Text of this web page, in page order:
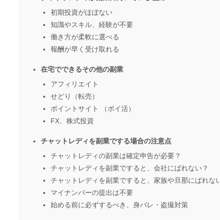
初期投資がほぼない
知識やスキル、経験が不要
働き方が柔軟に選べる
報酬が早く受け取れる
在宅でできるその他の副業
アフィリエイト
せどり（転売）
ポイントサイト （ポイ活）
FX、株式投資
チャットレディを副業でする場合の注意点
チャットレディの副業は確定申告が必要？
チャットレディを副業ですると、会社にばれない？
チャットレディを副業ですると、家族や旦那にばれな
マイナンバーの提出は不要
始める前に必ずするべき、身バレ・盗撮対策